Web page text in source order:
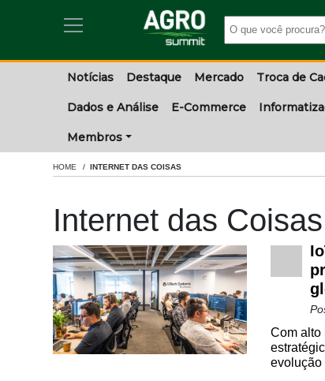
Notícias Destaque Mercado Troca de
Dados e Análise E-Commerce
Membros
HOME INTERNET DAS COISAS
Internet das Coisas
Com alto
evolução